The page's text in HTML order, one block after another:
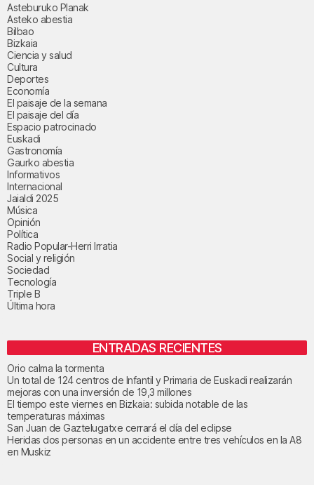
Asteburuko Planak
Asteko abestia
Bilbao
Bizkaia
Ciencia y salud
Cultura
Deportes
Economía
El paisaje de la semana
El paisaje del día
Espacio patrocinado
Euskadi
Gastronomía
Gaurko abestia
Informativos
Internacional
Jaialdi 2025
Música
Opinión
Política
Radio Popular-Herri Irratia
Social y religión
Sociedad
Tecnología
Triple B
Última hora
ENTRADAS RECIENTES
Orio calma la tormenta
Un total de 124 centros de Infantil y Primaria de Euskadi realizarán
mejoras con una inversión de 19,3 millones
El tiempo este viernes en Bizkaia: subida notable de las
temperaturas máximas
San Juan de Gaztelugatxe cerrará el día del eclipse
Heridas dos personas en un accidente entre tres vehículos en la A8
en Muskiz